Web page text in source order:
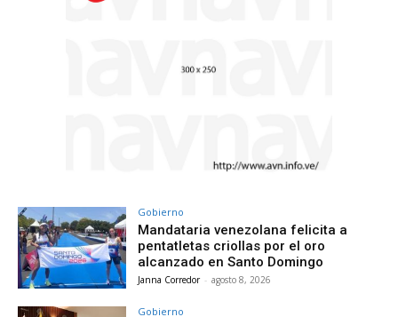
Gobierno
Mandataria venezolana felicita a
pentatletas criollas por el oro
alcanzado en Santo Domingo
Janna Corredor - agosto 8, 2026
Gobierno